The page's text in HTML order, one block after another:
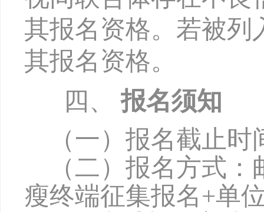
其报名资格。若被列
其报名资格。
四、报名须知
（一）报名截止时
（二）报名方式
瘦终端征集报名+单